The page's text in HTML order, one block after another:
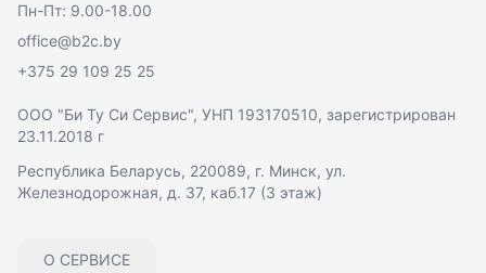
Пн-Пт: 9.00-18.00
office@b2c.by
+375 29 109 25 25
О СЕРВИСЕ
ООО "Би Ту Си Сервис", УНП 193170510, зарегистрирован
23.11.2018 г
Республика Беларусь, 220089, г. Минск, ул.
Железнодорожная, д. 37, каб.17 (3 этаж)